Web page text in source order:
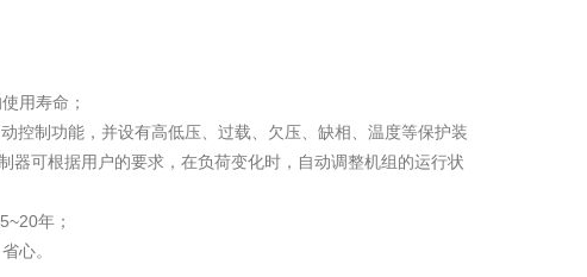
用寿命；
控制功能，并设有高低压、过载、欠压、缺相、温度等保护装
可根据用户的要求，在负荷变化时，自动调整机组的运行状
年；
心。